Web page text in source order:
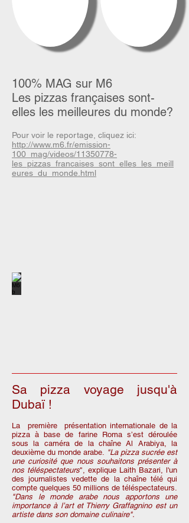
100% MAG sur M6
Les pizzas françaises sont-
elles les meilleures du monde?
Pour voir le reportage, cliquez ici:
http://www.m6.fr/emission-
100_mag/videos/11350778-
les_pizzas_francaises_sont_elles_les_meill
eures_du_monde.html
Sa pizza voyage jusqu'à
Dubaï !
La première présentation internationale de la
pizza à base de farine Roma s’est déroulée
sous la caméra de la chaîne Al Arabiya, la
deuxième du monde arabe. "La pizza sucrée est
une curiosité que nous souhaitons présenter à
nos téléspectateurs", explique Laith Bazari, l'un
des journalistes vedette de la chaîne télé qui
compte quelques 50 millions de téléspectateurs.
"Dans le monde arabe nous apportons une
importance à l’art et Thierry Graffagnino est un
artiste dans son domaine culinaire".